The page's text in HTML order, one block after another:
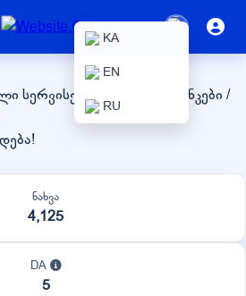
KA
EN
RU
სერვისებიფინანსები / ბანკები /
ნახვა
4,125
DA
5